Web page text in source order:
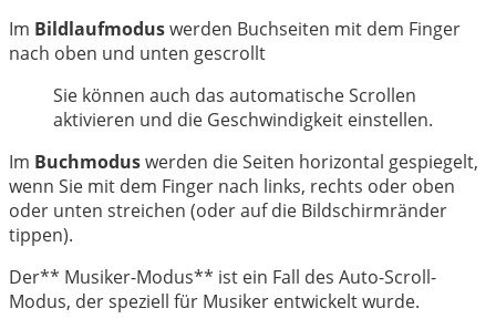
Im Bildlaufmoduswerden Buchseiten mit dem Finger
nach oben und unten gescrollt
Sie können auch das automatische Scrollen
aktivieren und die Geschwindigkeit einstellen.
Im Buchmoduswerden die Seiten horizontal gespiegelt,
wenn Sie mit dem Finger nach links, rechts oder oben
oder unten streichen (oder auf die Bildschirmränder
tippen).
Der** Musiker-Modus** ist ein Fall des Auto-Scroll-
Modus, der speziell für Musiker entwickelt wurde.